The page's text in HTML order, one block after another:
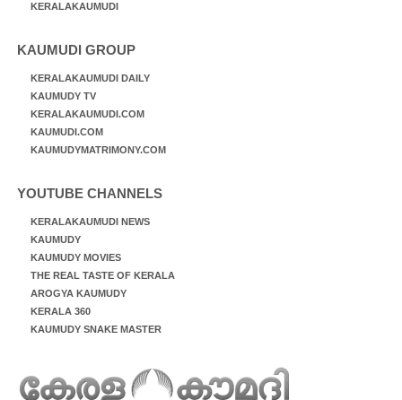
KERALAKAUMUDI
KAUMUDI GROUP
KERALAKAUMUDI DAILY
KAUMUDY TV
KERALAKAUMUDI.COM
KAUMUDI.COM
KAUMUDYMATRIMONY.COM
YOUTUBE CHANNELS
KERALAKAUMUDI NEWS
KAUMUDY
KAUMUDY MOVIES
THE REAL TASTE OF KERALA
AROGYA KAUMUDY
KERALA 360
KAUMUDY SNAKE MASTER